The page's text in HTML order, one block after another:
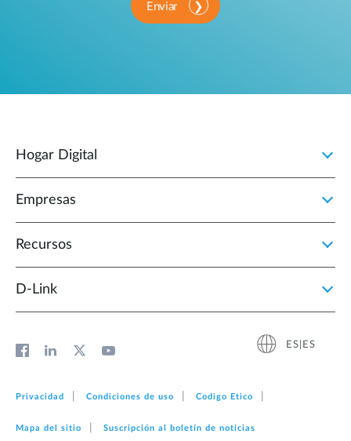
Enviar
Hogar Digital
Empresas
Recursos
D‑Link
ES|ES
Privacidad Condiciones de uso Codigo Etico
Mapa del sitio Suscripción al boletín de noticias